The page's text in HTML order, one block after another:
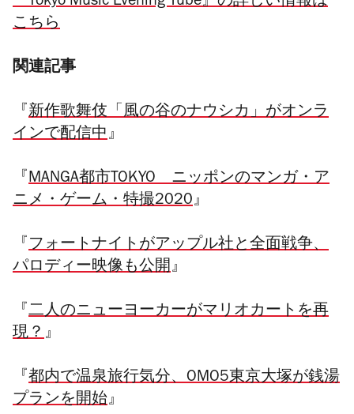
こちら
関連記事
『 新作歌舞伎「風の谷のナウシカ」がオンラ
インで配信中』
『 MANGA都市TOKYO ニッポンのマンガ・ア
ニメ・ゲーム・特撮2020』
『 フォートナイトがアップル社と全面戦争、
パロディー映像も公開』
『 二人のニューヨーカーがマリオカートを再
現？』
『 都内で温泉旅行気分、OMO5東京大塚が銭湯
プランを開始』